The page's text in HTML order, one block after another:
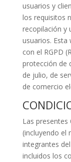
usuarios y
los requisitos
recopilación y
usuarios.
con el RGPD
protección de
de julio, de
de comercio
Las presentes
(incluyendo el
integrantes
incluidos los